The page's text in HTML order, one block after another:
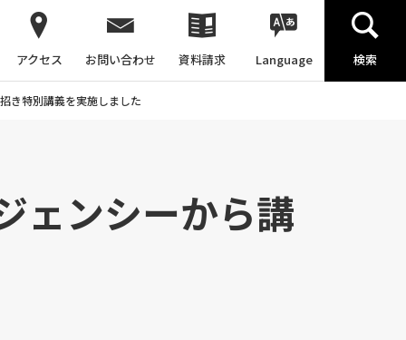
アクセス お問い合わせ 資料請求 Language 検索
き特別講義を実施しました
ェンシーから講